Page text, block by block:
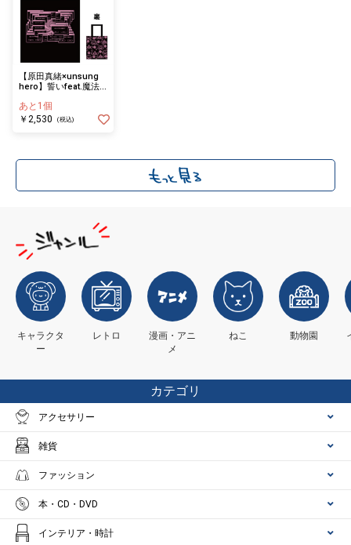
【原田真緒×unsung
hero】誓いfeat.魔法
ピンク
あと1個
￥2,530
(税込)
キャラクタ
ー
レトロ
漫画・アニ
メ
ねこ 動物園
カテゴリ
アクセサリー
雑貨
ファッション
本・CD・DVD
インテリア・時計